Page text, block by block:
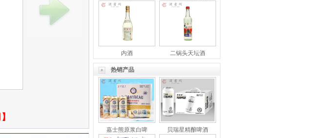
】
内酒 二锅头天坛酒
热销产品
嘉士熊原浆白啤 贝瑞星精酿啤酒